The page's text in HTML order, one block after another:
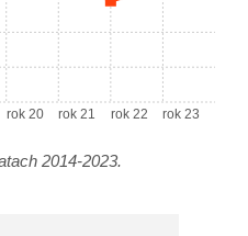
rok 20 rok 21 rok 22 rok 23
2014-2023.